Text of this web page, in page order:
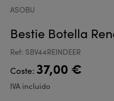
ASOBU
Bestie Botella
Ref: SBV44REINDEER
Coste: 37,00 €
IVA incluido